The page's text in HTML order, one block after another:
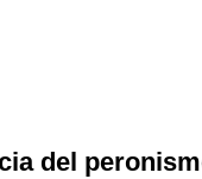
del